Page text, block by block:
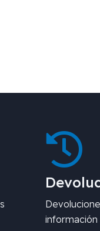
información